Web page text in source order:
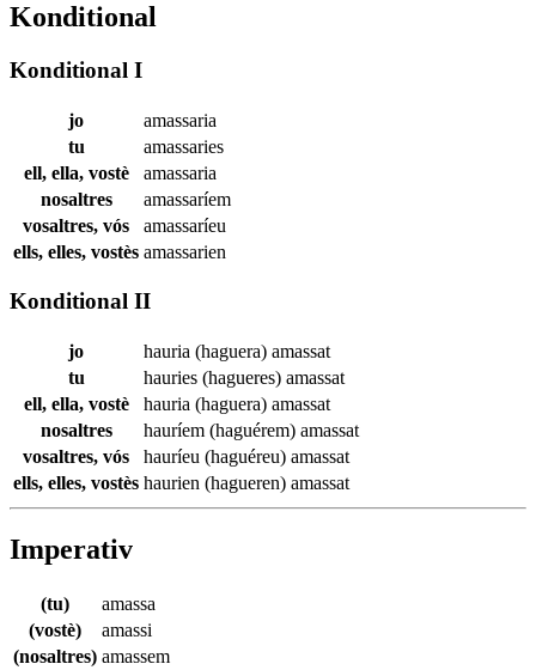
Konditional
Konditional I
jo
amassaria
tu
amassaries
ell, ella, vostè
amassaria
nosaltres
amassaríem
vosaltres, vós
amassaríeu
ells, elles, vostès amassarien
Konditional II
jo hauria (haguera) amassat
tu
hauries (hagueres) amassat
ell, ella, vostè
hauria (haguera) amassat
nosaltres
hauríem (haguérem) amassat
vosaltres, vós
hauríeu (haguéreu) amassat
ells, elles, vostès haurien (hagueren) amassat
Imperativ
(tu)
amassa
(vostè)
amassi
(nosaltres) amassem